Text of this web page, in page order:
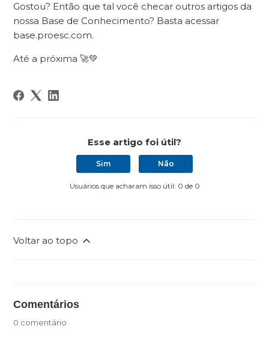
Gostou? Então que tal você checar outros artigos da
nossa Base de Conhecimento? Basta acessar
base.proesc.com.
Até a próxima 🚀💚
Esse artigo foi útil?
Sim Não
Usuários que acharam isso útil: 0 de 0
Voltar ao topo
Comentários
0 comentário